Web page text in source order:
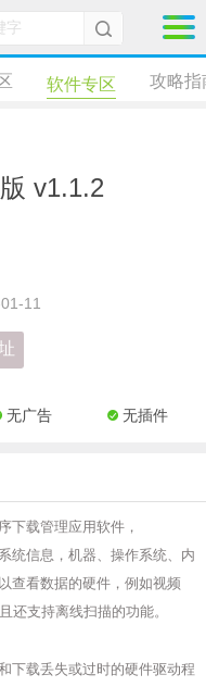
软件专区 攻略指
v1.1.2
11
无广告 无插件
下载管理应用软件，
统信息，机器、操作系统、内
查看数据的硬件，例如视频
还支持离线扫描的功能。
下载丢失或过时的硬件驱动程